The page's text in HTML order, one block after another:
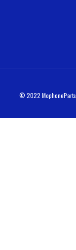
© 2022 MophoneParts